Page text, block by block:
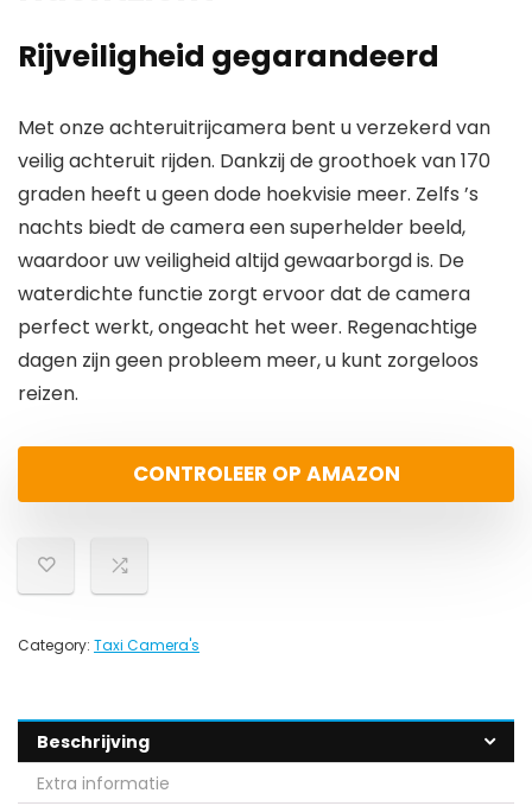
Rijveiligheid gegarandeerd
Met onze achteruitrijcamera bent u verzekerd van
veilig achteruit rijden. Dankzij de groothoek van 170
graden heeft u geen dode hoekvisie meer. Zelfs ’s
nachts biedt de camera een superhelder beeld,
waardoor uw veiligheid altijd gewaarborgd is. De
waterdichte functie zorgt ervoor dat de camera
perfect werkt, ongeacht het weer. Regenachtige
dagen zijn geen probleem meer, u kunt zorgeloos
reizen.
CONTROLEER OP AMAZON
Category: Taxi Camera's
Beschrijving
Extra informatie